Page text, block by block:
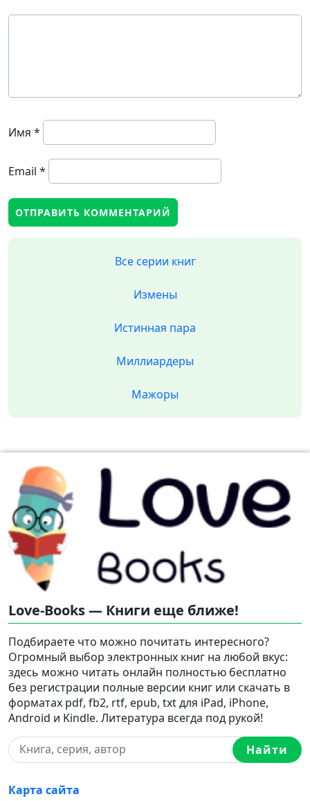
Имя *
Email *
Все серии книг
Измены
Истинная пара
Миллиардеры
Мажоры
Love-Books — Книги еще ближе!
Подбираете что можно почитать интересного?
Огромный выбор электронных книг на любой вкус:
здесь можно читать онлайн полностью бесплатно
без регистрации полные версии книг или скачать в
форматах pdf, fb2, rtf, epub, txt для iPad, iPhone,
Android и Kindle. Литература всегда под рукой!
Найти
Карта сайта